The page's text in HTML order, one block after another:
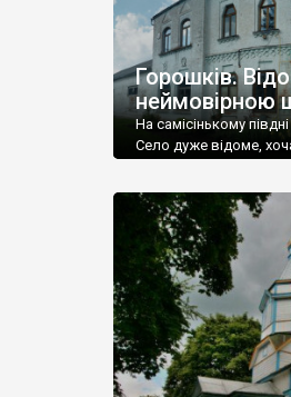
Горошків.
неймовірною
На самісінькому
Село дуже відоме,